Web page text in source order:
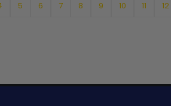
5 6 7 8 9 10 11 12